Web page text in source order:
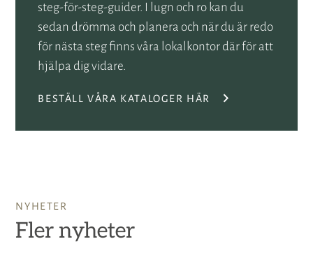
steg-för-steg-guider. I lugn och ro kan du
sedan drömma och planera och när du är redo
för nästa steg finns våra lokalkontor där för att
hjälpa dig vidare.
BESTÄLL VÅRA KATALOGER HÄR
NYHETER
Fler nyheter